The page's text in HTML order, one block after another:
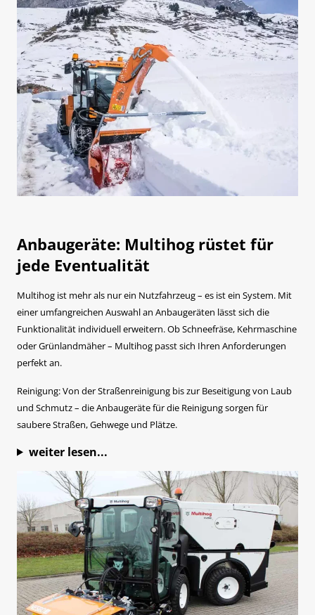
Anbaugeräte: Multihog rüstet für
jede Eventualität
Multihog ist mehr als nur ein Nutzfahrzeug – es ist ein System. Mit
einer umfangreichen Auswahl an Anbaugeräten lässt sich die
Funktionalität individuell erweitern. Ob Schneefräse, Kehrmaschine
oder Grünlandmäher – Multihog passt sich Ihren Anforderungen
perfekt an.
Reinigung: Von der Straßenreinigung bis zur Beseitigung von Laub
und Schmutz – die Anbaugeräte für die Reinigung sorgen für
saubere Straßen, Gehwege und Plätze.
weiter lesen...